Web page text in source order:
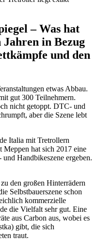
– Was hat
Jahren in Bezug
und den
etwas Abbau.
gut 300 Teilnehmern.
nicht getoppt. DTC- und
aber die Szene lebt
Italia mit Tretrollern
hat sich 2017 eine
Handbikeszene ergeben.
den großen Hinterrädern
Selbstbauerszene schon
kommerzielle
die Vielfalt sehr gut. Eine
aus Carbon aus, wobei es
gibt, die sich
traut.